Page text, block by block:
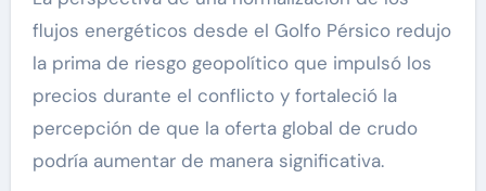
flujos energéticos desde el Golfo Pérsico redujo
la prima de riesgo geopolítico que impulsó los
precios durante el conflicto y fortaleció la
percepción de que la oferta global de crudo
podría aumentar de manera significativa.